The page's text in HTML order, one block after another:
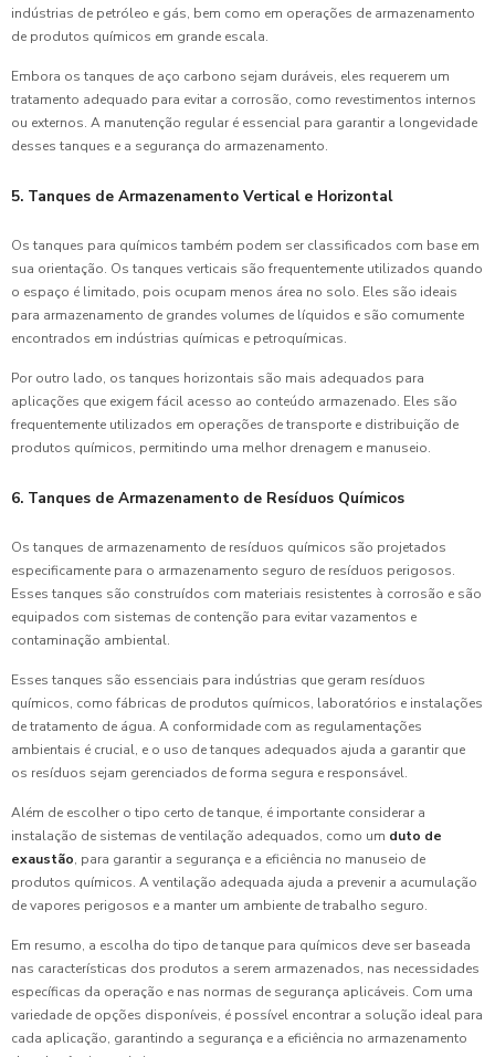
indústrias de petróleo e gás, bem como em operações de armazenamento
de produtos químicos em grande escala.
Embora os tanques de aço carbono sejam duráveis, eles requerem um
tratamento adequado para evitar a corrosão, como revestimentos internos
ou externos. A manutenção regular é essencial para garantir a longevidade
desses tanques e a segurança do armazenamento.
5. Tanques de Armazenamento Vertical e Horizontal
Os tanques para químicos também podem ser classificados com base em
sua orientação. Os tanques verticais são frequentemente utilizados quando
o espaço é limitado, pois ocupam menos área no solo. Eles são ideais
para armazenamento de grandes volumes de líquidos e são comumente
encontrados em indústrias químicas e petroquímicas.
Por outro lado, os tanques horizontais são mais adequados para
aplicações que exigem fácil acesso ao conteúdo armazenado. Eles são
frequentemente utilizados em operações de transporte e distribuição de
produtos químicos, permitindo uma melhor drenagem e manuseio.
6. Tanques de Armazenamento de Resíduos Químicos
Os tanques de armazenamento de resíduos químicos são projetados
especificamente para o armazenamento seguro de resíduos perigosos.
Esses tanques são construídos com materiais resistentes à corrosão e são
equipados com sistemas de contenção para evitar vazamentos e
contaminação ambiental.
Esses tanques são essenciais para indústrias que geram resíduos
químicos, como fábricas de produtos químicos, laboratórios e instalações
de tratamento de água. A conformidade com as regulamentações
ambientais é crucial, e o uso de tanques adequados ajuda a garantir que
os resíduos sejam gerenciados de forma segura e responsável.
Além de escolher o tipo certo de tanque, é importante considerar a
instalação de sistemas de ventilação adequados, como um duto de
exaustão, para garantir a segurança e a eficiência no manuseio de
produtos químicos. A ventilação adequada ajuda a prevenir a acumulação
de vapores perigosos e a manter um ambiente de trabalho seguro.
Em resumo, a escolha do tipo de tanque para químicos deve ser baseada
nas características dos produtos a serem armazenados, nas necessidades
específicas da operação e nas normas de segurança aplicáveis. Com uma
variedade de opções disponíveis, é possível encontrar a solução ideal para
cada aplicação, garantindo a segurança e a eficiência no armazenamento